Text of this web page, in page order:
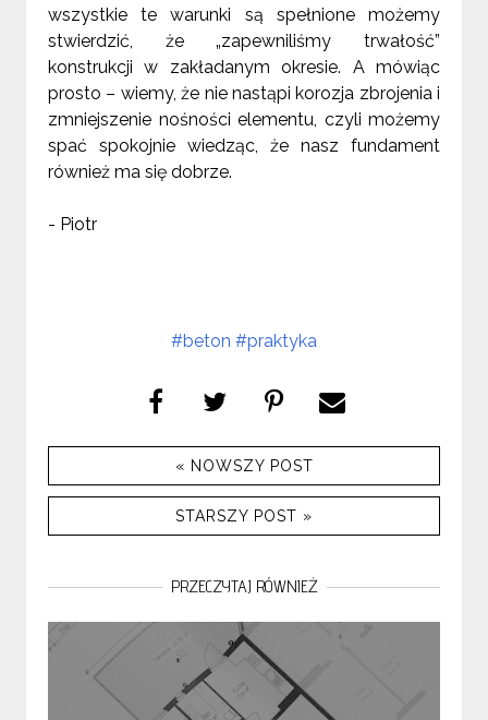
wszystkie te warunki są spełnione możemy
stwierdzić, że „zapewniliśmy trwałość”
konstrukcji w zakładanym okresie. A mówiąc
prosto – wiemy, że nie nastąpi korozja zbrojenia i
zmniejszenie nośności elementu, czyli możemy
spać spokojnie wiedząc, że nasz fundament
również ma się dobrze.
- Piotr
#beton #praktyka
« NOWSZY POST
STARSZY POST »
PRZECZYTAJ RÓWNIEŻ